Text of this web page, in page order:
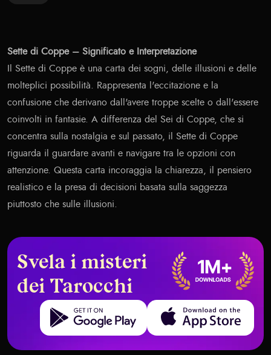
Sette di Coppe – Significato e Interpretazione
Il Sette di Coppe è una carta dei sogni, delle illusioni e delle
molteplici possibilità. Rappresenta l'eccitazione e la
confusione che derivano dall'avere troppe scelte o dall'essere
coinvolti in fantasie. A differenza del Sei di Coppe, che si
concentra sulla nostalgia e sul passato, il Sette di Coppe
riguarda il guardare avanti e navigare tra le opzioni con
attenzione. Questa carta incoraggia la chiarezza, il pensiero
realistico e la presa di decisioni basata sulla saggezza
piuttosto che sulle illusioni.
Svela i misteri
dei Tarocchi
Get it on Google Play Download on the App Store